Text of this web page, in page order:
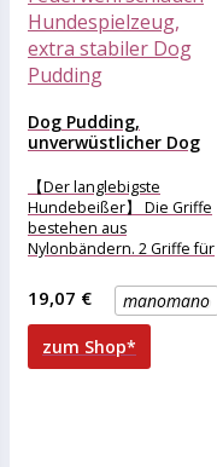
Dog Pudding,
unverwüstlicher Dog
【Der langlebigste
Hundebeißer】 Die Griffe
bestehen aus
Nylonbändern. 2 Griffe für
Halt, volle Kontrolle und
Stabilität. Dasmanomano
19,07 €
zum Shop*